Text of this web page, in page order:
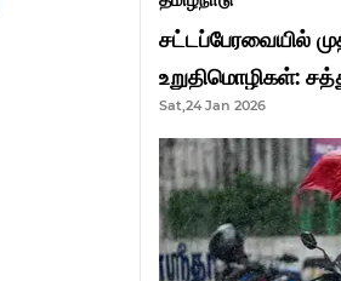
சட்டப்பேரவையில்
உறுதிமொழிகள்:
ஆசிரியர்களுக்கு
Sat,24 Jan 2026